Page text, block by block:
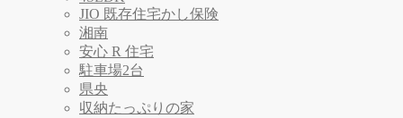
JIO 既存住宅かし保険
湘南
安心 R 住宅
駐車場2台
県央
収納たっぷりの家